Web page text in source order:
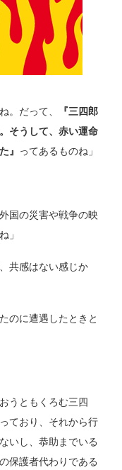
だって、
『三四郎
そうして、赤い運命
』 ってあるものね」
国の災害や戦争の映
」
共感はない感じか
のに遭遇したときと
うともくろむ三四
ており、それから行
いし、恭助までいる
保護者代わりである